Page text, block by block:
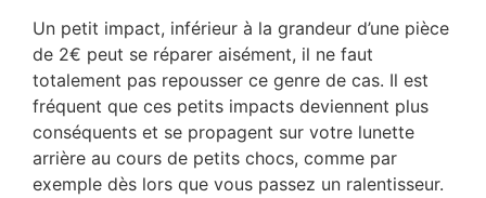
Un petit impact, inférieur à la grandeur d’une pièce
de 2€ peut se réparer aisément, il ne faut
totalement pas repousser ce genre de cas. Il est
fréquent que ces petits impacts deviennent plus
conséquents et se propagent sur votre lunette
arrière au cours de petits chocs, comme par
exemple dès lors que vous passez un ralentisseur.